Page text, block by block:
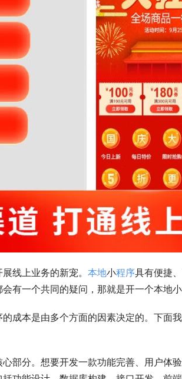
线上业务的新宠。 本地小程序具有便捷
有一个共同的疑问，那就是开一个本地
成本是由多个方面的因素决定的。下
部分。想要开发一款功能完善、用户